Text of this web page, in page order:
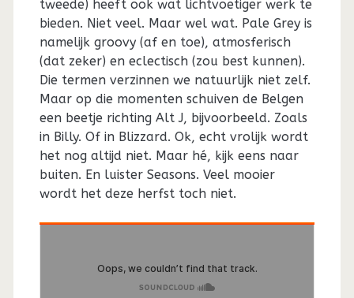
tweede) heeft ook wat lichtvoetiger werk te
bieden. Niet veel. Maar wel wat. Pale Grey is
namelijk groovy (af en toe), atmosferisch
(dat zeker) en eclectisch (zou best kunnen).
Die termen verzinnen we natuurlijk niet zelf.
Maar op die momenten schuiven de Belgen
een beetje richting Alt J, bijvoorbeeld. Zoals
in Billy. Of in Blizzard. Ok, echt vrolijk wordt
het nog altijd niet. Maar hé, kijk eens naar
buiten. En luister Seasons. Veel mooier
wordt het deze herfst toch niet.